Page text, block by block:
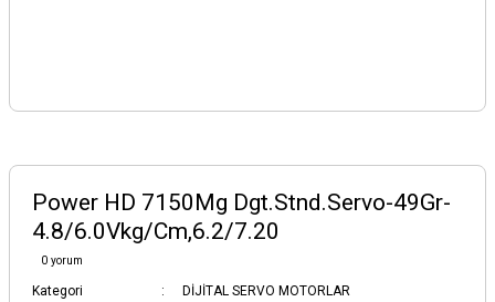
Power HD 7150Mg Dgt.Stnd.Servo-49Gr-
4.8/6.0Vkg/Cm,6.2/7.20
0 yorum
Kategori
DİJİTAL SERVO MOTORLAR